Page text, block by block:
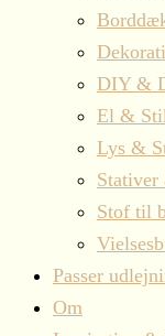
DIY &
El &
Lys &
Stof til
Passer
Om